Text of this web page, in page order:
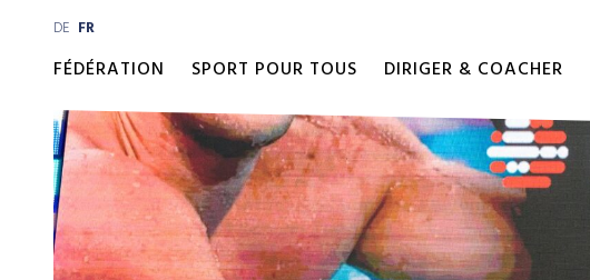
DE FR
FÉDÉRATION SPORT POUR TOUS DIRIGER & COACHER